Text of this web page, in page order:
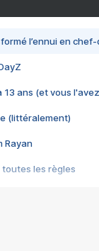
l’ennui en
13 ans (et vous
(littéralement)
Rayan
toutes les règles